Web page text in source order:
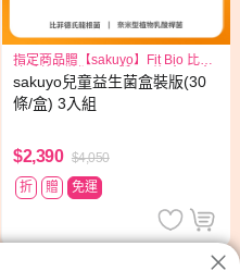
指定商品贈【sakuyo】Fit Bio 比菲
德氏菌盒裝版15日份(15條/盒)*1盒
sakuyo兒童益生菌盒裝版(30
條/盒) 3入組
$2,390 $4,050
折
贈 免運